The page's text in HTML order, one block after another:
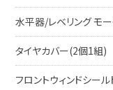
水平器/レベリング モ
タイヤカバー(2個1組)
フロントウィンドシー